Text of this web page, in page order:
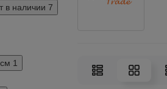
в наличии 7
1